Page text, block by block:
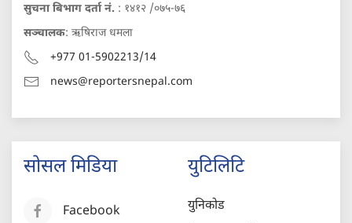
सुचना बिभाग दर्ता नं. : १४१२ /०७५-७६
सञ्चालक: ऋषिराज धमला
+977 01-5902213/14
news@reportersnepal.com
सोसल मिडिया
Facebook
युटिलिटि
युनिकोड